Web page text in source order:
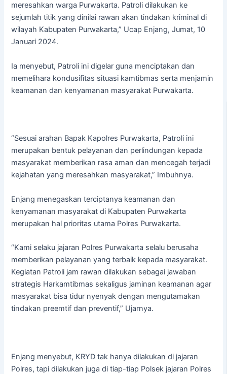
meresahkan warga Purwakarta. Patroli dilakukan ke
sejumlah titik yang dinilai rawan akan tindakan kriminal di
wilayah Kabupaten Purwakarta,” Ucap Enjang, Jumat, 10
Januari 2024.
Ia menyebut, Patroli ini digelar guna menciptakan dan
memelihara kondusifitas situasi kamtibmas serta menjamin
keamanan dan kenyamanan masyarakat Purwakarta.
“Sesuai arahan Bapak Kapolres Purwakarta, Patroli ini
merupakan bentuk pelayanan dan perlindungan kepada
masyarakat memberikan rasa aman dan mencegah terjadi
kejahatan yang meresahkan masyarakat,” Imbuhnya.
Enjang menegaskan terciptanya keamanan dan
kenyamanan masyarakat di Kabupaten Purwakarta
merupakan hal prioritas utama Polres Purwakarta.
“Kami selaku jajaran Polres Purwakarta selalu berusaha
memberikan pelayanan yang terbaik kepada masyarakat.
Kegiatan Patroli jam rawan dilakukan sebagai jawaban
strategis Harkamtibmas sekaligus jaminan keamanan agar
masyarakat bisa tidur nyenyak dengan mengutamakan
tindakan preemtif dan preventif,” Ujarnya.
Enjang menyebut, KRYD tak hanya dilakukan di jajaran
Polres, tapi dilakukan juga di tiap-tiap Polsek jajaran Polres